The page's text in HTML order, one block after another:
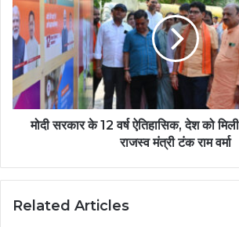
मोदी सरकार के 12 वर्ष ऐतिहासिक, देश को
राजस्व मंत्री टंक राम वर्मा
Related Articles